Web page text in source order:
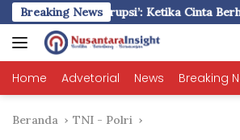
Langsung
ke
konten
Breaking News
dan Korupsi’: Ketika Cinta Berhadapan
Home Advetorial News Breaking
Beranda TNI - Polri